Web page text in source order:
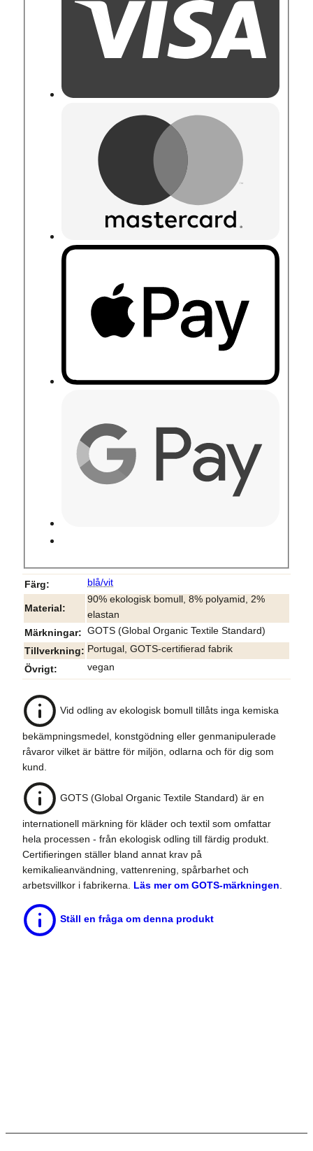
Färg blå/vit
Material
90% ekologisk bomull, 8% polyamid, 2%
elastan
Märkningar
GOTS (Global Organic Textile Standard)
Tillverkning
Portugal, GOTS-certifierad fabrik
Övrigt
vegan
Vid odling av ekologisk bomull tillåts inga kemiska
bekämpningsmedel, konstgödning eller genmanipulerade
råvaror vilket är bättre för miljön, odlarna och för dig som
kund.
GOTS (Global Organic Textile Standard) är en
internationell märkning för kläder och textil som omfattar
hela processen - från ekologisk odling till färdig produkt.
Certifieringen ställer bland annat krav på
kemikalieanvändning, vattenrening, spårbarhet och
arbetsvillkor i fabrikerna. Läs mer om GOTS-märkningen
Ställ en fråga om denna produkt